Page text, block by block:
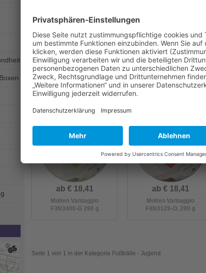
ab € 23,92
Futsalball Uhlsport SALA
ULTRA LITE 290
SYNERGY
€ 22,50
Jako Futsal Light 360 g
ab € 18,41
Molten Vantaggio
F3N3400-G 290 g
ab € 18,41
Molten Vantaggio
F4N3129-O, 290 g
Seite 1 von 1 in der Kategorie Fußbälle - Jugend